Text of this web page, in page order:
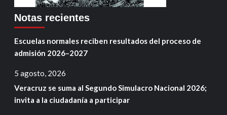
Notas recientes
Escuelas normales reciben resultados del proceso de
admisión 2026–2027
5 agosto, 2026
Veracruz se suma al Segundo Simulacro Nacional 2026;
invita a la ciudadanía a participar